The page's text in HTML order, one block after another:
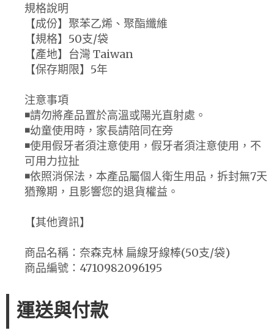
規格說明
【成份】聚苯乙烯、聚酯纖維
【規格】50支/袋
【產地】台灣 Taiwan
【保存期限】5年
注意事項
◾️請勿將產品置於高溫或陽光直射處。
◾️幼童使用時，家長請陪同在旁
◾️使用假牙者須注意使用，假牙者須注意使用，不
可用力拉扯
◾️依照消保法，本產品屬個人衛生用品，拆封無7天
猶豫期，且影響您的退貨權益。
【其他資訊】
商品名稱：奈森克林 扁線牙線棒(50支/袋)
商品編號：4710982096195
運送與付款